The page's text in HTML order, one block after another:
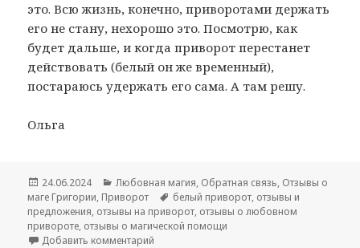
это. Всю жизнь, конечно, приворотами держать
его не стану, нехорошо это. Посмотрю, как
будет дальше, и когда приворот перестанет
действовать (белый он же временный),
постараюсь удержать его сама. А там решу.
Ольга
Опубликовано
24.06.2024 Рубрики
Любовная магия, Обратная связь, Отзывы о
маге Григории, Приворот Метки
белый приворот, отзывы и
предложения, отзывы на приворот, отзывы о любовном
привороте, отзывы о магической помощи
Добавить комментарий